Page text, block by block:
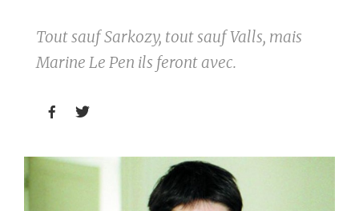
Tout sauf Sarkozy, tout sauf Valls, mais
Marine Le Pen ils feront avec.
 